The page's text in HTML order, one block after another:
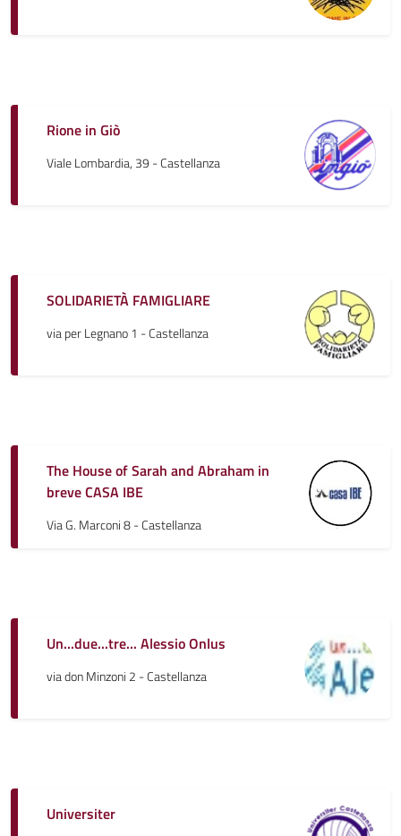
Rione in Giò
Viale Lombardia, 39 - Castellanza
SOLIDARIETÀ FAMIGLIARE
via per Legnano 1 - Castellanza
The House of Sarah and Abraham in
breve CASA IBE
Via G. Marconi 8 - Castellanza
Un...due...tre... Alessio Onlus
via don Minzoni 2 - Castellanza
Universiter